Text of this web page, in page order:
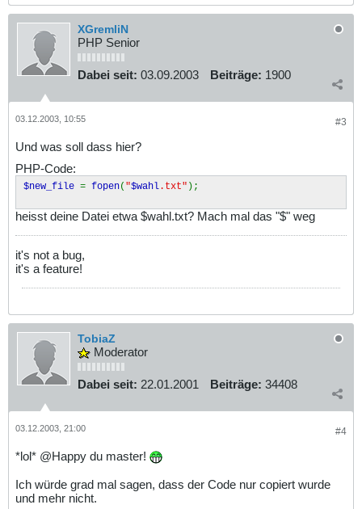
XGremliN
PHP Senior
Dabei seit: 03.09.2003 Beiträge: 1900
#3
03.12.2003, 10:55
Und was soll dass hier?
PHP-Code:
$new_file = fopen( "$wahl .txt" );
heisst deine Datei etwa $wahl.txt? Mach mal das "$" weg
it's not a bug,
it's a feature!
TobiaZ
Moderator
Dabei seit: 22.01.2001 Beiträge: 34408
#4
03.12.2003, 21:00
*lol* @Happy du master!
Ich würde grad mal sagen, dass der Code nur copiert wurde
und mehr nicht.